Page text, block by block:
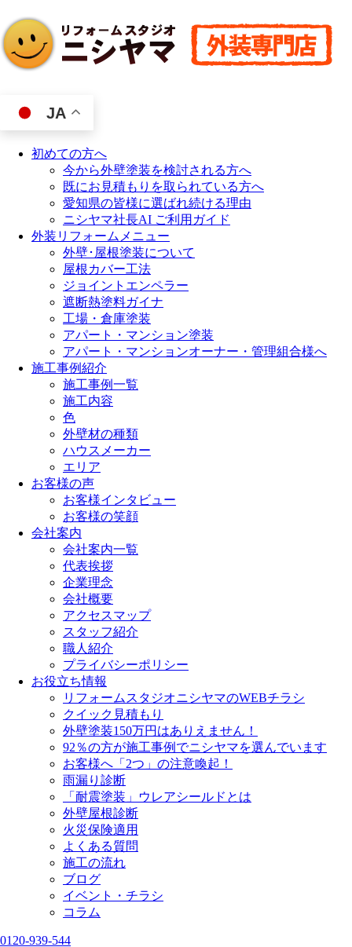
JA
初めての方へ
今から外壁塗装を検討される方へ
既にお見積もりを取られている方へ
愛知県の皆様に選ばれ続ける理由
ニシヤマ社長AI ご利用ガイド
外装リフォームメニュー
外壁･屋根塗装について
屋根カバー工法
ジョイントエンペラー
遮断熱塗料ガイナ
工場・倉庫塗装
アパート・マンション塗装
アパート・マンションオーナー・管理組合様へ
施工事例紹介
施工事例一覧
施工内容
色
外壁材の種類
ハウスメーカー
エリア
お客様の声
お客様インタビュー
お客様の笑顔
会社案内
会社案内一覧
代表挨拶
企業理念
会社概要
アクセスマップ
スタッフ紹介
職人紹介
プライバシーポリシー
お役立ち情報
リフォームスタジオニシヤマのWEBチラシ
クイック見積もり
外壁塗装150万円はありえません！
92％の方が施工事例でニシヤマを選んでいます
お客様へ「2つ」の注意喚起！
雨漏り診断
「耐震塗装」ウレアシールドとは
外壁屋根診断
火災保険適用
よくある質問
施工の流れ
ブログ
イベント・チラシ
コラム
0120-939-544